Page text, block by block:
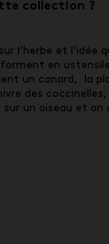
collection ?
l’herbe et l’idée
en
un canard, la
des coccinelles,
un oiseau et on